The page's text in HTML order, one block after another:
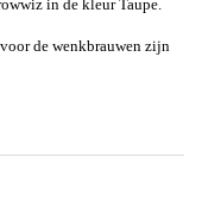
in de kleur Taupe.
de wenkbrauwen zijn